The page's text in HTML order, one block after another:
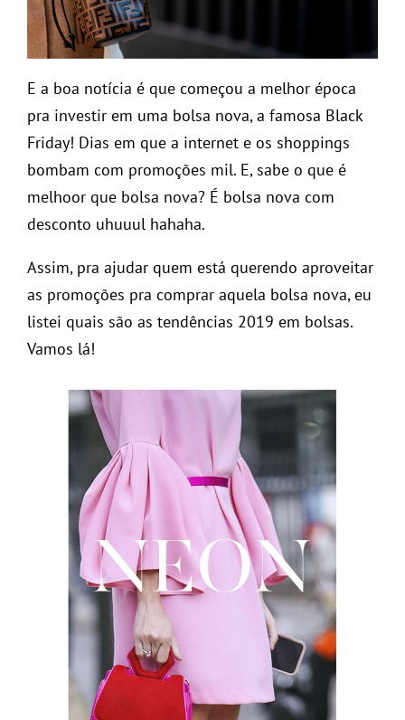
E a boa notícia é que começou a melhor época
pra investir em uma bolsa nova, a famosa Black
Friday! Dias em que a internet e os shoppings
bombam com promoções mil. E, sabe o que é
melhoor que bolsa nova? É bolsa nova com
desconto uhuuul hahaha.
Assim, pra ajudar quem está querendo aproveitar
as promoções pra comprar aquela bolsa nova, eu
listei quais são as tendências 2019 em bolsas.
Vamos lá!